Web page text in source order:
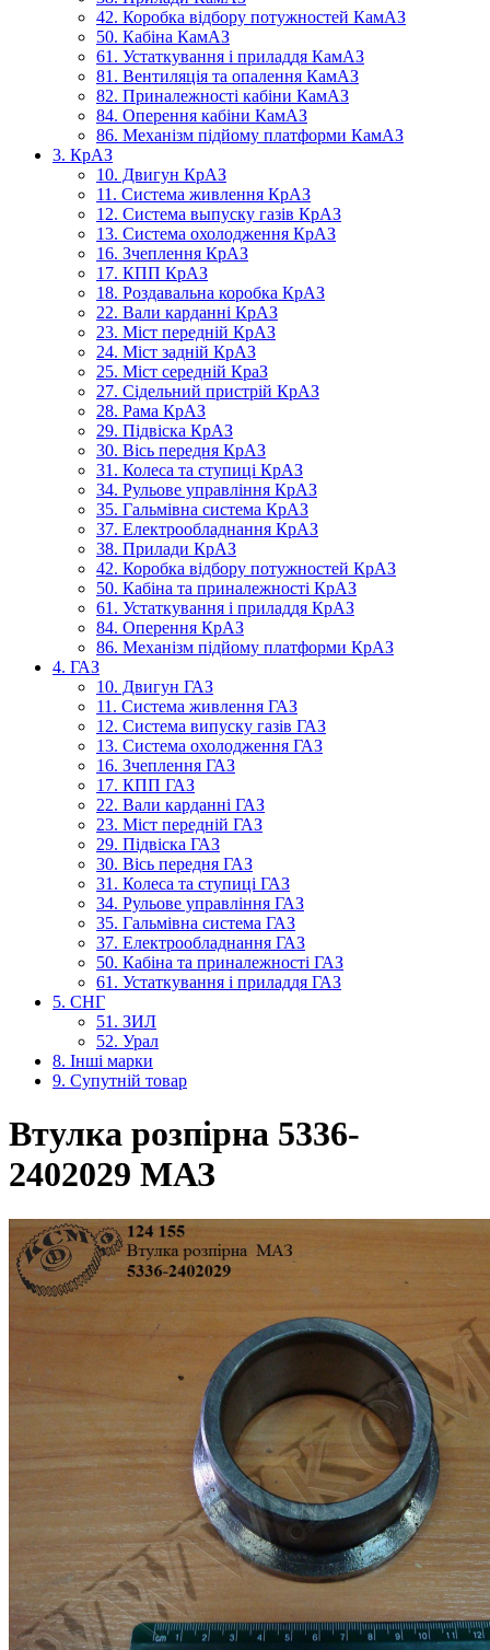
42. Коробка відбору потужностей КамАЗ
50. Кабіна КамАЗ
61. Устаткування і приладдя КамАЗ
81. Вентиляція та опалення КамАЗ
82. Приналежності кабіни КамАЗ
84. Оперення кабіни КамАЗ
86. Механізм підйому платформи КамАЗ
3. КрАЗ
10. Двигун КрАЗ
11. Система живлення КрАЗ
12. Система выпуску газів КрАЗ
13. Система охолодження КрАЗ
16. Зчеплення КрАЗ
17. КПП КрАЗ
18. Роздавальна коробка КрАЗ
22. Вали карданні КрАЗ
23. Міст передній КрАЗ
24. Міст задній КрАЗ
25. Міст середній КраЗ
27. Сідельний пристрій КрАЗ
28. Рама КрАЗ
29. Підвіска КрАЗ
30. Вісь передня КрАЗ
31. Колеса та ступиці КрАЗ
34. Рульове управління КрАЗ
35. Гальмівна система КрАЗ
37. Електрообладнання КрАЗ
38. Прилади КрАЗ
42. Коробка відбору потужностей КрАЗ
50. Кабіна та приналежності КрАЗ
61. Устаткування і приладдя КрАЗ
84. Оперення КрАЗ
86. Механізм підйому платформи КрАЗ
4. ГАЗ
10. Двигун ГАЗ
11. Система живлення ГАЗ
12. Система випуску газів ГАЗ
13. Система охолодження ГАЗ
16. Зчеплення ГАЗ
17. КПП ГАЗ
22. Вали карданні ГАЗ
23. Міст передній ГАЗ
29. Підвіска ГАЗ
30. Вісь передня ГАЗ
31. Колеса та ступиці ГАЗ
34. Рульове управління ГАЗ
35. Гальмівна система ГАЗ
37. Електрообладнання ГАЗ
50. Кабіна та приналежності ГАЗ
61. Устаткування і приладдя ГАЗ
5. СНГ
51. ЗИЛ
52. Урал
8. Інші марки
9. Супутній товар
Втулка розпірна 5336-
2402029 МАЗ